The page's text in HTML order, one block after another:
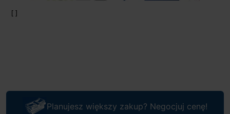
Planujesz większy zakup? Negocjuj cenę!